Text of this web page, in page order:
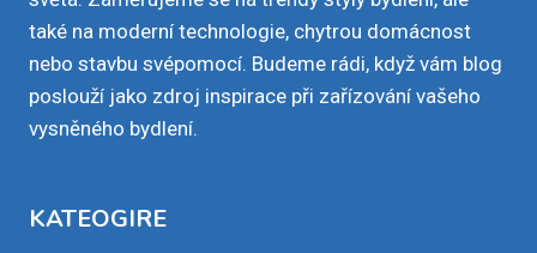
také na moderní technologie, chytrou domácnost
nebo stavbu svépomocí. Budeme rádi, když vám blog
poslouží jako zdroj inspirace při zařízování vašeho
vysněného bydlení.
KATEOGIRE